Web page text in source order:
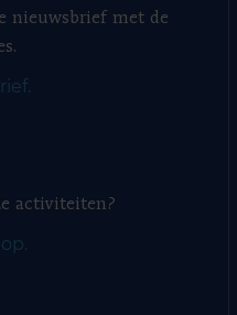
nieuwsbrief met de
activiteiten?